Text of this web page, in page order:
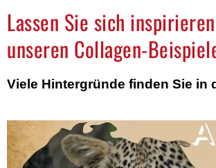
Lassen Sie sich
unseren Collagen-
Viele Hintergründe finden Sie in